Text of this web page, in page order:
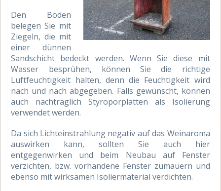
Den Boden
belegen Sie mit
Ziegeln, die mit
einer dünnen
Sandschicht bedeckt werden. Wenn Sie diese mit
Wasser besprühen, können Sie die richtige
Luftfeuchtigkeit halten, denn die Feuchtigkeit wird
nach und nach abgegeben. Falls gewünscht, können
auch nachträglich Styroporplatten als Isolierung
verwendet werden.
Da sich Lichteinstrahlung negativ auf das Weinaroma
auswirken kann, sollten Sie auch hier
entgegenwirken und beim Neubau auf Fenster
verzichten, bzw. vorhandene Fenster zumauern und
ebenso mit wirksamen Isoliermaterial verdichten.